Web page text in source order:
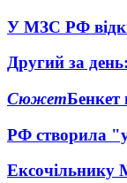
У МЗС РФ
Другий за
СюжетБенкет
РФ створила
Ексочільнику